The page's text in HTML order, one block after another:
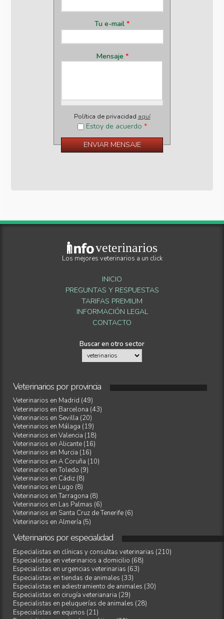
Tu e-mail *
Mensaje *
Política de privacidad aquí
Estoy de acuerdo *
veterinarios
Los mejores veterinarios a un click
INICIO
PREGUNTAS Y RESPUESTAS
TARIFAS PREMIUM
INFORMACIÓN LEGAL
CONTACTO
Buscar en otro sector
Veterinariosporprovincia
Veterinarios en Madrid (49)
Veterinarios en Barcelona (43)
Veterinarios en Sevilla (20)
Veterinarios en Málaga (19)
Veterinarios en Valencia (18)
Veterinarios en Alicante (16)
Veterinarios en Murcia (16)
Veterinarios en A Coruña (10)
Veterinarios en Toledo (9)
Veterinarios en Cádiz (8)
Veterinarios en Lugo (8)
Veterinarios en Tarragona (8)
Veterinarios en Las Palmas (6)
Veterinarios en Santa Cruz de Tenerife (6)
Veterinarios en Almería (5)
Veterinariosporespecialidad
Especialistas en clínicas y consultas veterinarias (210)
Especialistas en veterinarios a domicilio (68)
Especialistas en urgencias veterinarias (63)
Especialistas en tiendas de animales (33)
Especialistas en adiestramiento de animales (30)
Especialistas en cirugía veterianaria (29)
Especialistas en peluquerías de animales (28)
Especialistas en equinos (21)